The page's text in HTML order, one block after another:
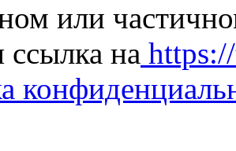
или
ссылка на